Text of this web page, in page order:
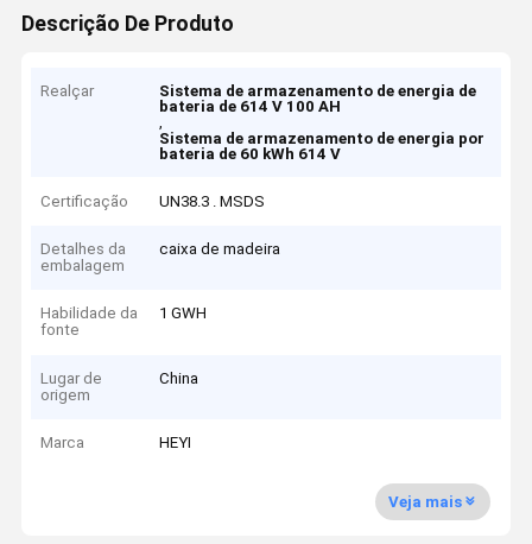
Descrição De Produto
Realçar
Sistema de armazenamento de energia de
bateria de 614 V 100 AH
,
Sistema de armazenamento de energia por
bateria de 60 kWh 614 V
Certificação UN38.3 . MSDS
Detalhes da
embalagem
caixa de madeira
Habilidade da
fonte
1 GWH
Lugar de
origem
China
Marca HEYI
Veja mais